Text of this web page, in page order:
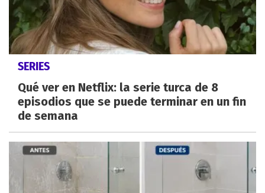
SERIES
Qué ver en Netflix: la serie turca de 8
episodios que se puede terminar en un fin
de semana